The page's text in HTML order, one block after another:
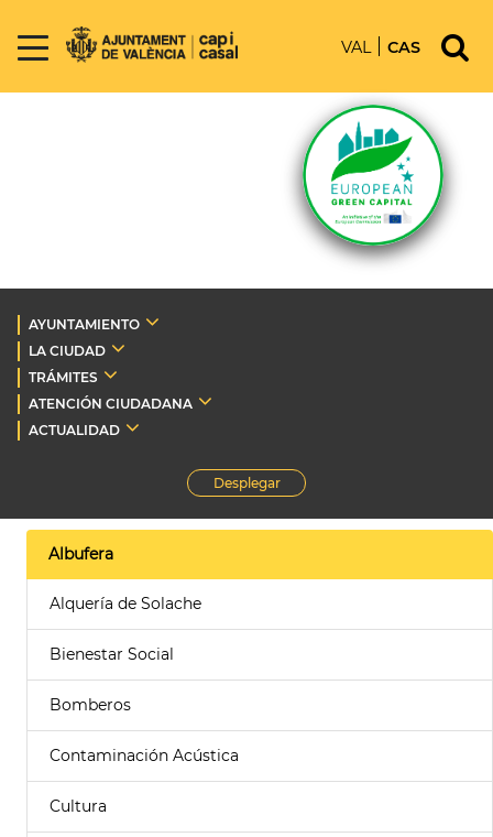
VAL CAS
AYUNTAMIENTO
LA CIUDAD
TRÁMITES
ATENCIÓN CIUDADANA
ACTUALIDAD
Desplegar
Albufera
Alquería de Solache
Bienestar Social
Bomberos
Contaminación Acústica
Cultura